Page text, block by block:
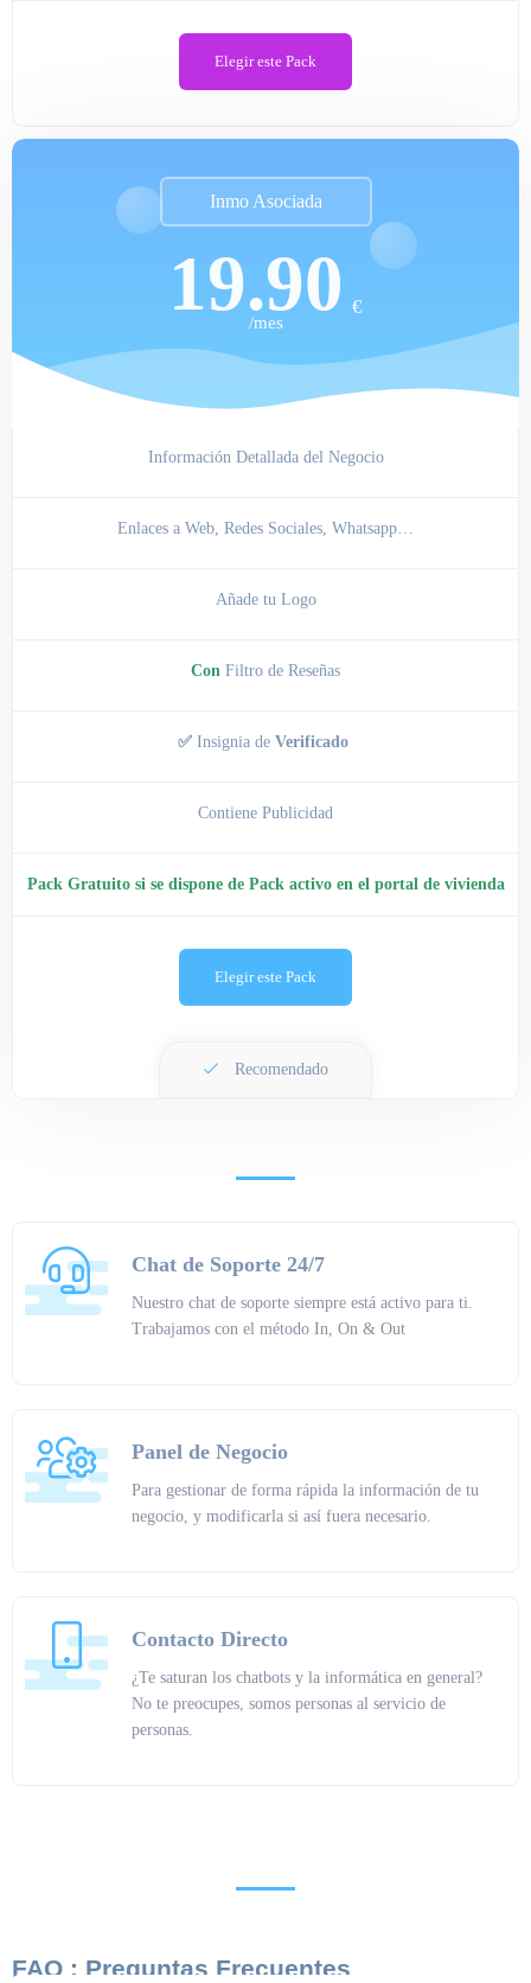
Elegir este Pack
Inmo Asociada
€
19.90
/mes
Información Detallada del Negocio
Enlaces a Web, Redes Sociales, Whatsapp…
Añade tu Logo
Con Filtro de Reseñas
✅ Insignia de Verificado
Contiene Publicidad
Pack Gratuito si se dispone de Pack activo en el portal de vivienda
Elegir este Pack
Recomendado
Chat de Soporte 24/7
Nuestro chat de soporte siempre está activo para ti.
Trabajamos con el método In, On & Out
Panel de Negocio
Para gestionar de forma rápida la información de tu
negocio, y modificarla si así fuera necesario.
Contacto Directo
¿Te saturan los chatbots y la informática en general?
No te preocupes, somos personas al servicio de
personas.
FAQ : Preguntas Frecuentes